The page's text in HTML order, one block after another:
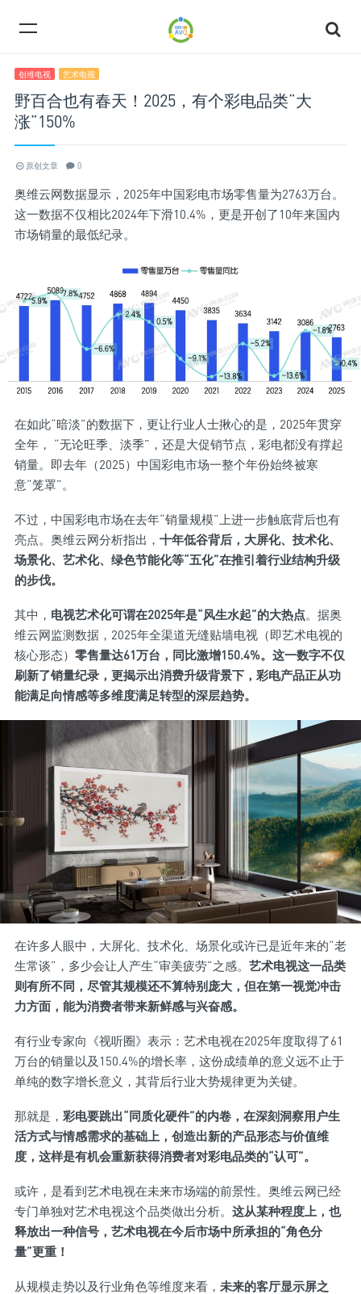
创维电视 艺术电视
野百合也有春天！2025，有个彩电品类“大
涨”150%
原创文章 0
奥维云网数据显示，2025年中国彩电市场零售量为2763万台。
这一数据不仅相比2024年下滑10.4%，更是开创了10年来国内
市场销量的最低纪录。
在如此“暗淡”的数据下，更让行业人士揪心的是，2025年贯穿
全年， “无论旺季、淡季”，还是大促销节点，彩电都没有撑起
销量。即去年（2025）中国彩电市场一整个年份始终被寒
意“笼罩”。
不过，中国彩电市场在去年“销量规模”上进一步触底背后也有
亮点。奥维云网分析指出， 十年低谷背后，大屏化、技术化、
场景化、艺术化、绿色节能化等“五化”在推引着行业结构升级
的步伐。
其中， 电视艺术化可谓在2025年是“风生水起”的大热点。据奥
维云网监测数据，2025年全渠道无缝贴墙电视（即艺术电视的
核心形态） 零售量达61万台，同比激增150.4%。这一数字不仅
刷新了销量纪录，更揭示出消费升级背景下，彩电产品正从功
能满足向情感等多维度满足转型的深层趋势。
在许多人眼中，大屏化、技术化、场景化或许已是近年来的“老
生常谈”，多少会让人产生“审美疲劳”之感。 艺术电视这一品类
则有所不同，尽管其规模还不算特别庞大，但在第一视觉冲击
力方面，能为消费者带来新鲜感与兴奋感。
有行业专家向《视听圈》表示：艺术电视在2025年度取得了61
万台的销量以及150.4%的增长率，这份成绩单的意义远不止于
单纯的数字增长意义，其背后行业大势规律更为关键。
那就是， 彩电要跳出“同质化硬件”的内卷，在深刻洞察用户生
活方式与情感需求的基础上，创造出新的产品形态与价值维
度，这样是有机会重新获得消费者对彩电品类的“认可”。
或许，是看到艺术电视在未来市场端的前景性。奥维云网已经
专门单独对艺术电视这个品类做出分析。 这从某种程度上，也
释放出一种信号，艺术电视在今后市场中所承担的“角色分
量”更重！
从规模走势以及行业角色等维度来看， 未来的客厅显示屏之